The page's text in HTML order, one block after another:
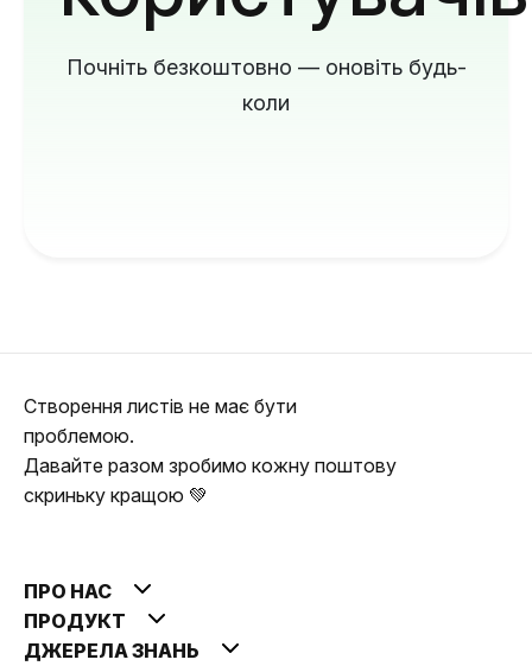
Почніть безкоштовно — оновіть будь-
коли
Створення листів не має бути
проблемою.
Давайте разом зробимо кожну поштову
скриньку кращою 💚
ПРО НАС
ПРОДУКТ
ДЖЕРЕЛА ЗНАНЬ